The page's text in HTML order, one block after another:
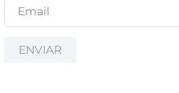
ENVIAR